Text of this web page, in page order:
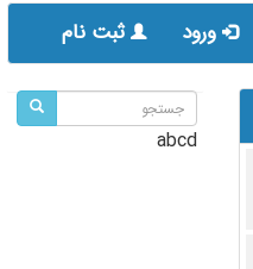
ورود ثبت نام
abcd